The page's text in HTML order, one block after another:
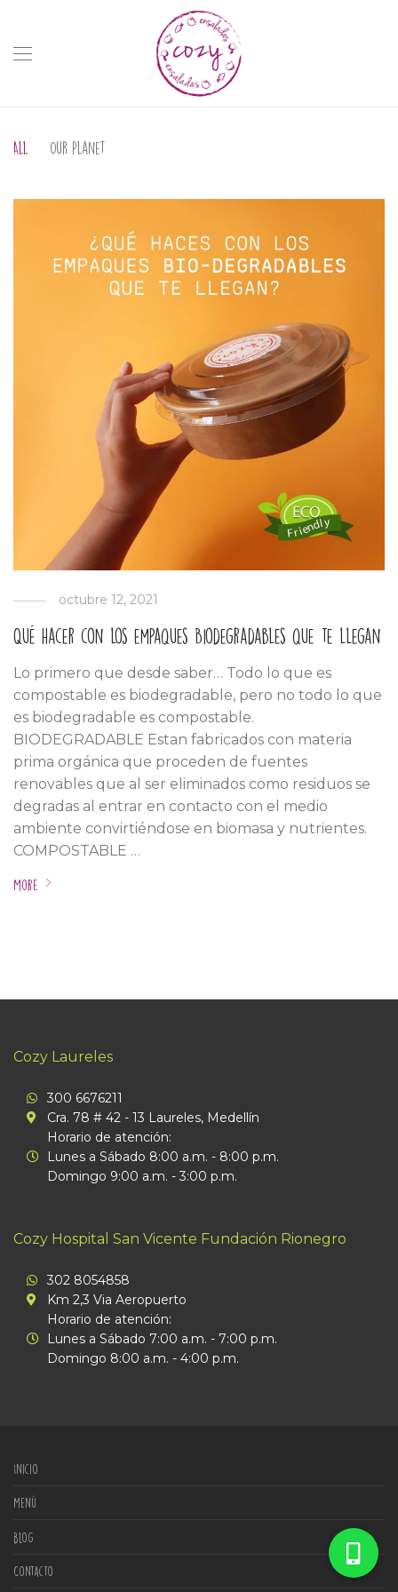
All Our Planet
octubre 12, 2021
Qué hacer con los empaques Biodegradables que te llegan
Lo primero que desde saber… Todo lo que es
compostable es biodegradable, pero no todo lo que
es biodegradable es compostable.
BIODEGRADABLE Estan fabricados con materia
prima orgánica que proceden de fuentes
renovables que al ser eliminados como residuos se
degradas al entrar en contacto con el medio
ambiente convirtiéndose en biomasa y nutrientes.
COMPOSTABLE …
More
Cozy Laureles
300 6676211
Cra. 78 # 42 - 13 Laureles, Medellín
Horario de atención:
Lunes a Sábado 8:00 a.m. - 8:00 p.m.
Domingo 9:00 a.m. - 3:00 p.m.
Cozy Hospital San Vicente Fundación Rionegro
302 8054858
Km 2,3 Via Aeropuerto
Horario de atención:
Lunes a Sábado 7:00 a.m. - 7:00 p.m.
Domingo 8:00 a.m. - 4:00 p.m.
Inicio
Menú
Blog
Contacto